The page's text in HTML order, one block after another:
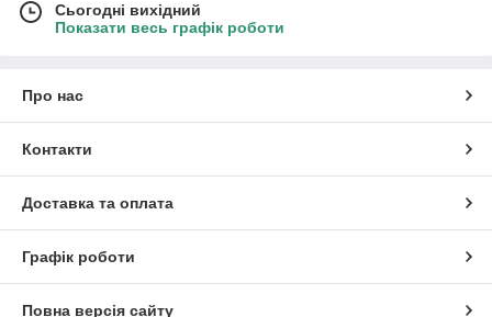
Сьогодні вихідний
Показати весь графік роботи
Про нас
Контакти
Доставка та оплата
Графік роботи
Повна версія сайту